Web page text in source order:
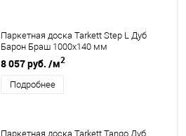
Паркетная доска Tarkett Step L Дуб
Барон Браш 1000х140 мм
8 057 руб. /м2
Подробнее
Паркетная доска Tarkett Tango Дуб